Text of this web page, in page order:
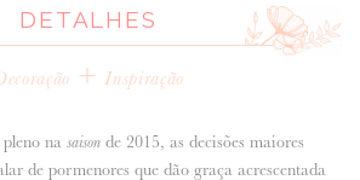
BLOG
ENTREVISTAS
CASAVA-ME AQUI!
DETALHES
+Inspiração
na saison de 2015, as decisões maiores
de pormenores que dão graça acrescentada